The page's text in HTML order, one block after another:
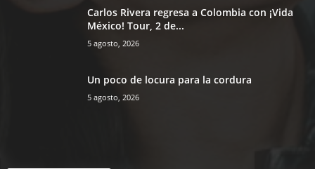
Carlos Rivera regresa a Colombia con ¡Vida
México! Tour, 2 de...
5 agosto, 2026
Un poco de locura para la cordura
5 agosto, 2026